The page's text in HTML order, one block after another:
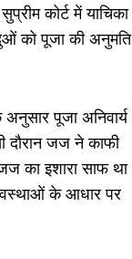
कोर्ट में याचिका
को पूजा की अनुमति
पूजा अनिवार्य
दौरान जज ने काफी
का इशारा साफ था
के आधार पर